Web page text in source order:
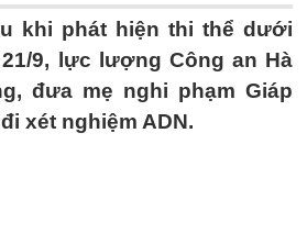
khi phát hiện thi thể dưới
9, lực lượng Công an Hà
đưa mẹ nghi phạm Giáp
xét nghiệm ADN.